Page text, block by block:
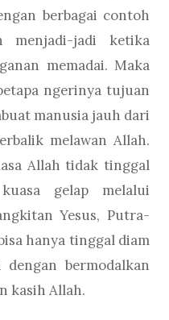
berbagai contoh
menjadi-jadi ketika
memadai. Maka
ngerinya tujuan
manusia jauh dari
melawan Allah.
Allah tidak tinggal
gelap melalui
Yesus, Putra-
hanya tinggal diam
bermodalkan
kasih Allah.